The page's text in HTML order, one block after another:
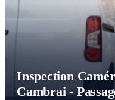
Inspection
Cambrai -